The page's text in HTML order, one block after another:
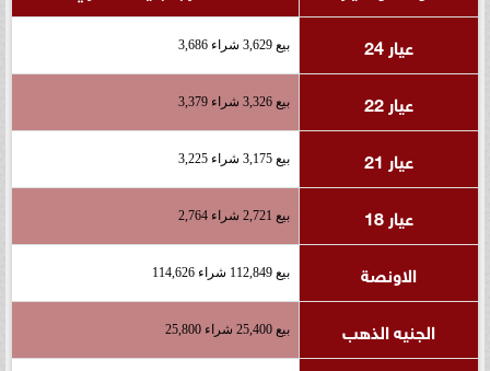
عيار 24
بيع 3,629 شراء 3,686
عيار 22 بيع 3,326 شراء 3,379
عيار 21 بيع 3,175 شراء 3,225
عيار 18 بيع 2,721 شراء 2,764
الاونصة بيع 112,849 شراء 114,626
الجنيه الذهب بيع 25,400 شراء 25,800